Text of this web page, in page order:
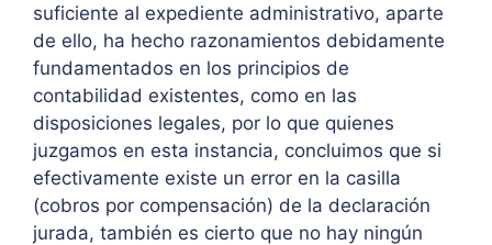
suficiente al expediente administrativo, aparte
de ello, ha hecho razonamientos debidamente
fundamentados en los principios de
contabilidad existentes, como en las
disposiciones legales, por lo que quienes
juzgamos en esta instancia, concluimos que si
efectivamente existe un error en la casilla
(cobros por compensación) de la declaración
jurada, también es cierto que no hay ningún